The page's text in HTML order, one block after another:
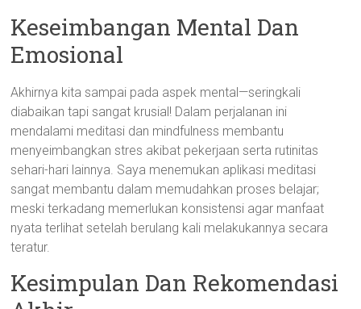
Keseimbangan Mental Dan
Emosional
Akhirnya kita sampai pada aspek mental—seringkali
diabaikan tapi sangat krusial! Dalam perjalanan ini
mendalami meditasi dan mindfulness membantu
menyeimbangkan stres akibat pekerjaan serta rutinitas
sehari-hari lainnya. Saya menemukan aplikasi meditasi
sangat membantu dalam memudahkan proses belajar;
meski terkadang memerlukan konsistensi agar manfaat
nyata terlihat setelah berulang kali melakukannya secara
teratur.
Kesimpulan Dan Rekomendasi